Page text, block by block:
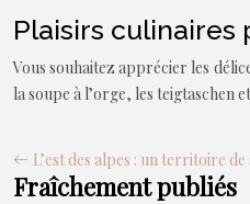
Plaisirs culinaires
Vous souhaitez apprécier les
la soupe à l’orge, les teigtaschen
L’est des alpes : un territoire
Fraîchement publiés